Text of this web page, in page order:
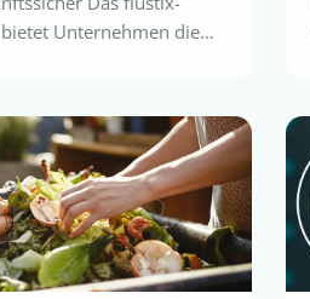
Unternehmen die
White-Label-
Sie können die
Endprodukte mit
versehen, ohne
oder Audits
stärkt die Marke, schafft